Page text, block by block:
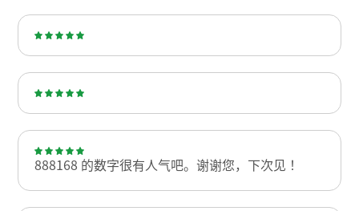
888168 的数字很有人气吧。谢谢您，下次见！